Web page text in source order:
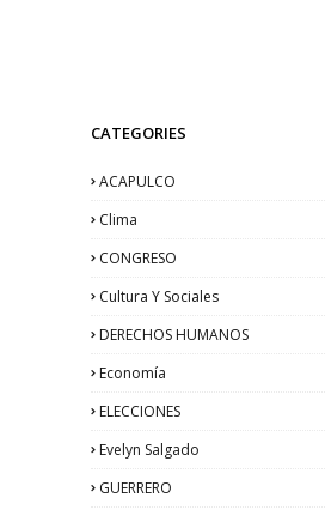
CATEGORIES
ACAPULCO
Clima
CONGRESO
Cultura Y Sociales
DERECHOS HUMANOS
Economía
ELECCIONES
Evelyn Salgado
GUERRERO